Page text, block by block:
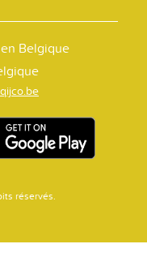
Belgique
réservés.